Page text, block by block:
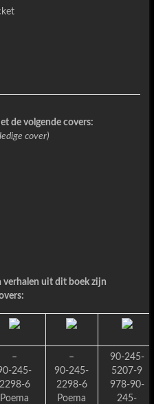
de volgende covers:
cover)
uit dit boek zijn
–
245-
2298-6
Poema
–
90-245-
2298-6
Poema
90-245-
5207-9
978-90-
245-